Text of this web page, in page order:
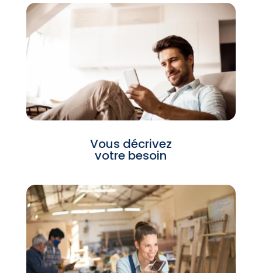
Vous décrivez
votre besoin